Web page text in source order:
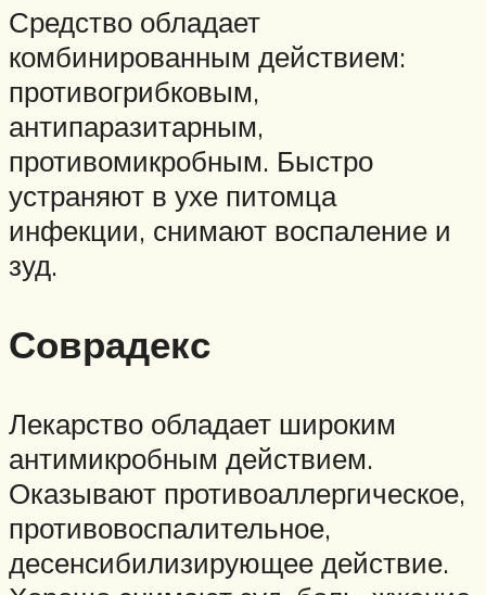
Средство обладает
комбинированным действием:
противогрибковым,
антипаразитарным,
противомикробным. Быстро
устраняют в ухе питомца
инфекции, снимают воспаление и
зуд.
Соврадекс
Лекарство обладает широким
антимикробным действием.
Оказывают противоаллергическое,
противовоспалительное,
десенсибилизирующее действие.